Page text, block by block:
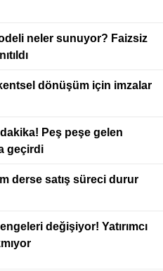
neler sunuyor? Faizsiz
dönüşüm için imzalar
Peş peşe gelen
geçirdi
derse satış süreci durur
değişiyor! Yatırımcı